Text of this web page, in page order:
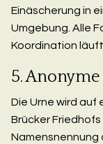
Einäscherung in
Umgebung. Alle
Koordination läuft
5.
Die Urne wird auf
Brücker
Namensnennung